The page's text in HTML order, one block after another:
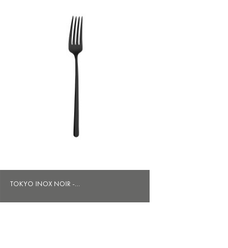
Aperçu rapide
TOKYO INOX NOIR -...